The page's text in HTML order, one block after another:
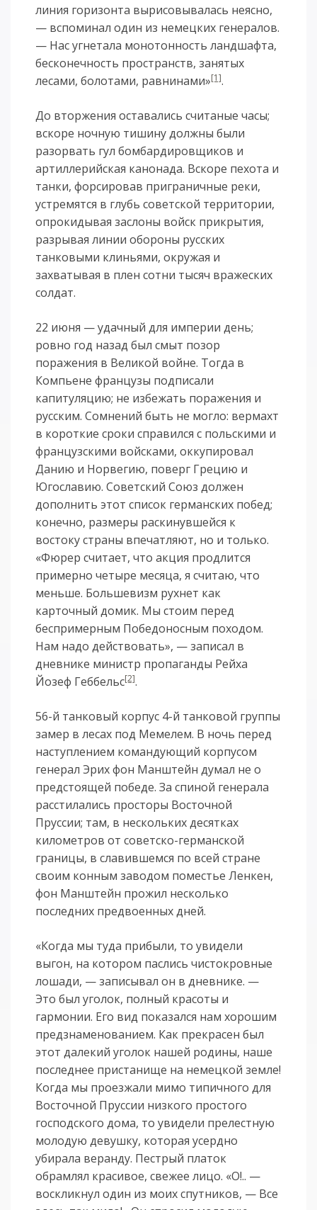
линия горизонта вырисовывалась неясно,
— вспоминал один из немецких генералов.
— Нас угнетала монотонность ландшафта,
бесконечность пространств, занятых
лесами, болотами, равнинами»[1].
До вторжения оставались считаные часы;
вскоре ночную тишину должны были
разорвать гул бомбардировщиков и
артиллерийская канонада. Вскоре пехота и
танки, форсировав приграничные реки,
устремятся в глубь советской территории,
опрокидывая заслоны войск прикрытия,
разрывая линии обороны русских
танковыми клиньями, окружая и
захватывая в плен сотни тысяч вражеских
солдат.
22 июня — удачный для империи день;
ровно год назад был смыт позор
поражения в Великой войне. Тогда в
Компьене французы подписали
капитуляцию; не избежать поражения и
русским. Сомнений быть не могло: вермахт
в короткие сроки справился с польскими и
французскими войсками, оккупировал
Данию и Норвегию, поверг Грецию и
Югославию. Советский Союз должен
дополнить этот список германских побед;
конечно, размеры раскинувшейся к
востоку страны впечатляют, но и только.
«Фюрер считает, что акция продлится
примерно четыре месяца, я считаю, что
меньше. Большевизм рухнет как
карточный домик. Мы стоим перед
беспримерным Победоносным походом.
Нам надо действовать», — записал в
дневнике министр пропаганды Рейха
Йозеф Геббельс[2].
56-й танковый корпус 4-й танковой группы
замер в лесах под Мемелем. В ночь перед
наступлением командующий корпусом
генерал Эрих фон Манштейн думал не о
предстоящей победе. За спиной генерала
расстилались просторы Восточной
Пруссии; там, в нескольких десятках
километров от советско-германской
границы, в славившемся по всей стране
своим конным заводом поместье Ленкен,
фон Манштейн прожил несколько
последних предвоенных дней.
«Когда мы туда прибыли, то увидели
выгон, на котором паслись чистокровные
лошади, — записывал он в дневнике. —
Это был уголок, полный красоты и
гармонии. Его вид показался нам хорошим
предзнаменованием. Как прекрасен был
этот далекий уголок нашей родины, наше
последнее пристанище на немецкой земле!
Когда мы проезжали мимо типичного для
Восточной Пруссии низкого простого
господского дома, то увидели прелестную
молодую девушку, которая усердно
убирала веранду. Пестрый платок
обрамлял красивое, свежее лицо. «О!.. —
воскликнул один из моих спутников, — Все